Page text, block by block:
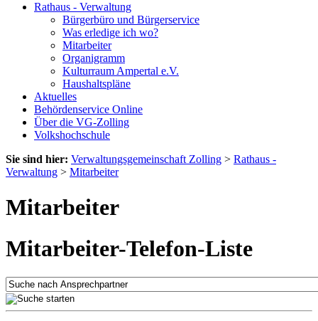
Rathaus - Verwaltung
Bürgerbüro und Bürgerservice
Was erledige ich wo?
Mitarbeiter
Organigramm
Kulturraum Ampertal e.V.
Haushaltspläne
Aktuelles
Behördenservice Online
Über die VG-Zolling
Volkshochschule
Sie sind hier: Verwaltungsgemeinschaft Zolling > Rathaus -
Verwaltung > Mitarbeiter
Mitarbeiter
Mitarbeiter-Telefon-Liste